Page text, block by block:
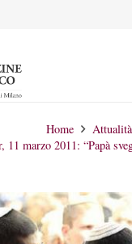
Home
11 marzo 2011: “Papà